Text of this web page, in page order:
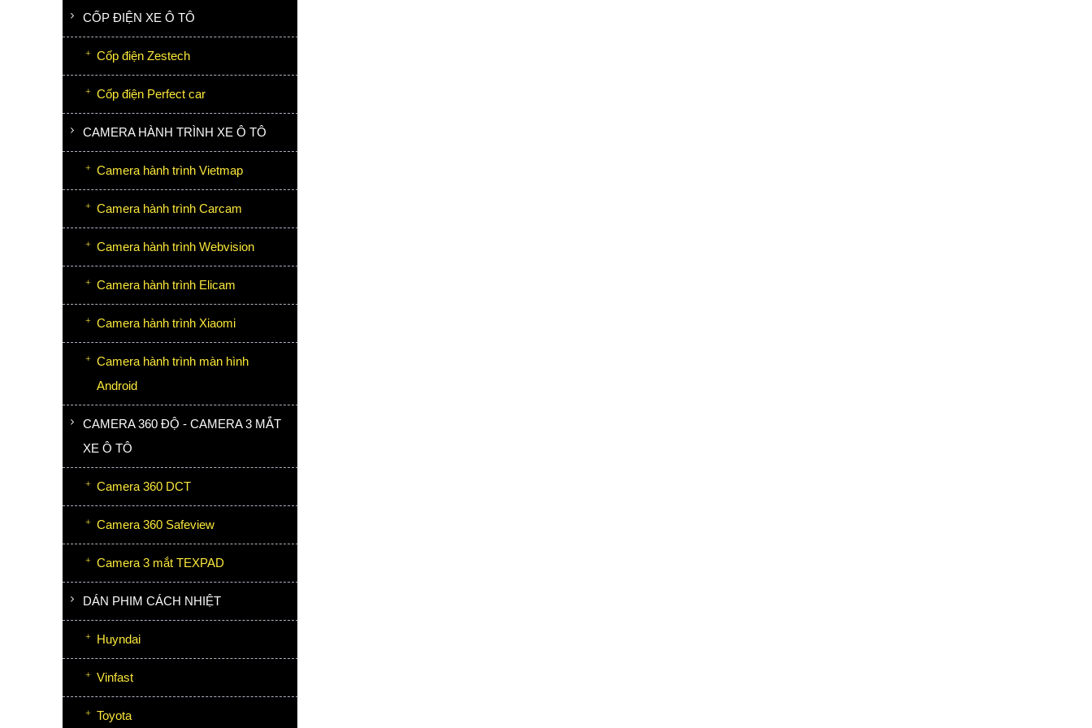
CỐP ĐIỆN XE Ô TÔ
Cốp điện Zestech
Cốp điện Perfect car
CAMERA HÀNH TRÌNH XE Ô TÔ
Camera hành trình Vietmap
Camera hành trình Carcam
Camera hành trình Webvision
Camera hành trình Elicam
Camera hành trình Xiaomi
Camera hành trình màn hình
Android
CAMERA 360 ĐỘ - CAMERA 3 MẮT
XE Ô TÔ
Camera 360 DCT
Camera 360 Safeview
Camera 3 mắt TEXPAD
DÁN PHIM CÁCH NHIỆT
Huyndai
Vinfast
Toyota